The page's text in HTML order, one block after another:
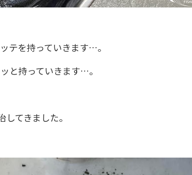
テを持っていきます…。
と持っていきます…。
てきました。